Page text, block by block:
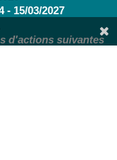
- 15/03/2027
d'actions suivantes